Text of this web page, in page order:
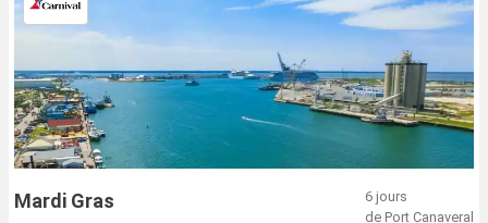
Mardi Gras
6 jours
de Port Canaveral